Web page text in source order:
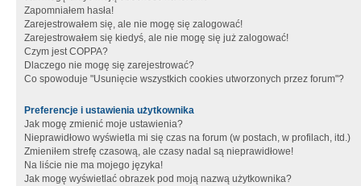
Zapomniałem hasła!
Zarejestrowałem się, ale nie mogę się zalogować!
Zarejestrowałem się kiedyś, ale nie mogę się już zalogować!
Czym jest COPPA?
Dlaczego nie mogę się zarejestrować?
Co spowoduje "Usunięcie wszystkich cookies utworzonych przez forum"?
Preferencje i ustawienia użytkownika
Jak mogę zmienić moje ustawienia?
Nieprawidłowo wyświetla mi się czas na forum (w postach, w profilach, itd.)
Zmieniłem strefę czasową, ale czasy nadal są nieprawidłowe!
Na liście nie ma mojego języka!
Jak mogę wyświetlać obrazek pod moją nazwą użytkownika?